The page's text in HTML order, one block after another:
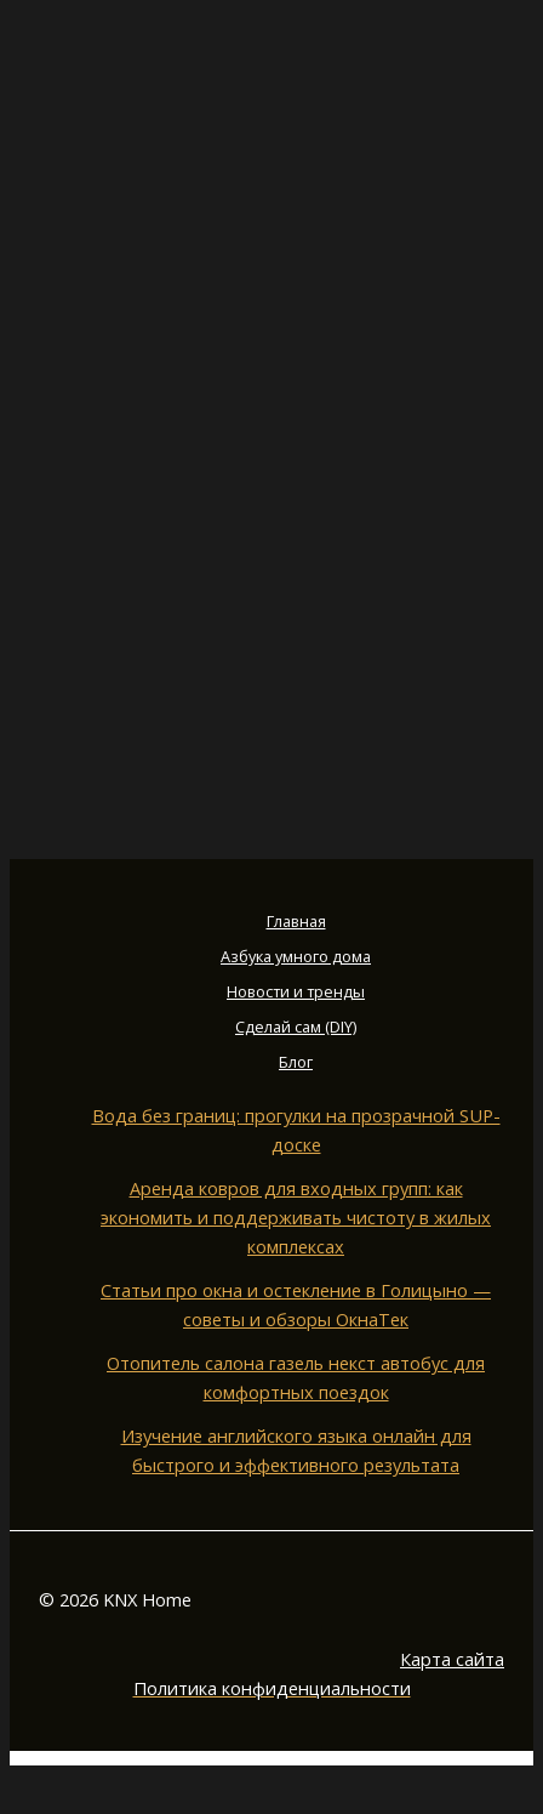
Главная
Азбука умного дома
Новости и тренды
Сделай сам (DIY)
Блог
Вода без границ: прогулки на прозрачной SUP-
доске
Аренда ковров для входных групп: как
экономить и поддерживать чистоту в жилых
комплексах
Статьи про окна и остекление в Голицыно —
советы и обзоры ОкнаТек
Отопитель салона газель некст автобус для
комфортных поездок
Изучение английского языка онлайн для
быстрого и эффективного результата
© 2026 KNX Home
Карта сайта
Политика конфиденциальности